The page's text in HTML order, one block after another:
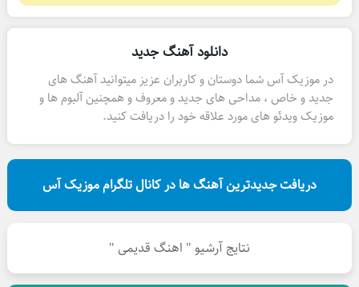
دانلود آهنگ جدید
در موزیک آس شما دوستان و کاربران عزیز میتوانید آهنگ های
جدید و خاص ، مداحی های جدید و معروف و همچنین آلبوم ها و
موزیک ویدئو های مورد علاقه خود را دریافت کنید.
دریافت جدیدترین آهنگ ها در کانال تلگرام موزیک آس
نتایج آرشیو " اهنگ قدیمی "